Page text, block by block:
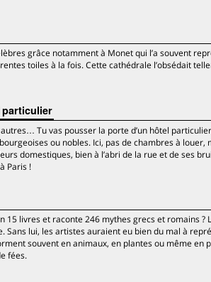
grâce notamment à Monet qui l’a souvent
toiles à la fois. Cette cathédrale l’obsédait
particulier
Tu vas pousser la porte d’un hôtel
ou nobles. Ici, pas de chambres à louer,
domestiques, bien à l’abri de la rue et de ses
Paris !
15 livres et raconte 246 mythes grecs et romains ?
Sans lui, les artistes auraient eu bien du mal à
souvent en animaux, en plantes ou même en
fées.